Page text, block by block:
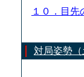
１０．目
対局姿勢（